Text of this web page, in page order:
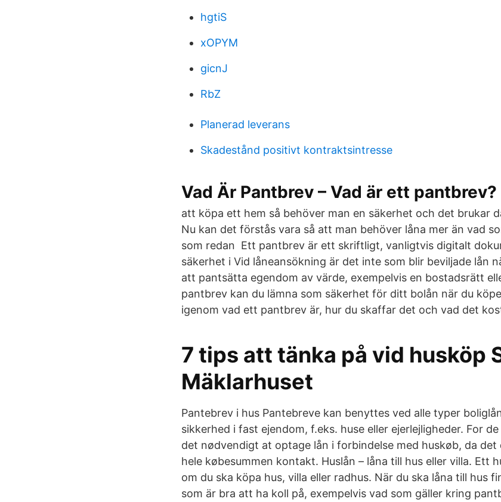
hgtiS
xOPYM
gicnJ
RbZ
Planerad leverans
Skadestånd positivt kontraktsintresse
Vad Är Pantbrev – Vad är ett pantbrev?
att köpa ett hem så behöver man en säkerhet och det brukar
Nu kan det förstås vara så att man behöver låna mer än vad
som redan Ett pantbrev är ett skriftligt, vanligtvis digitalt
säkerhet i Vid låneansökning är det inte som blir beviljade lån
att pantsätta egendom av värde, exempelvis en bostadsrätt
pantbrev kan du lämna som säkerhet för ditt bolån när du
igenom vad ett pantbrev är, hur du skaffar det och vad det
7 tips att tänka på vid husköp
Mäklarhuset
Pantebrev i hus Pantebreve kan benyttes ved alle typer
sikkerhed i fast ejendom, f.eks. huse eller ejerlejligheder. For
det nødvendigt at optage lån i forbindelse med huskøb, da
hele købesummen kontakt. Huslån – låna till hus eller villa. Ett
om du ska köpa hus, villa eller radhus. När du ska låna till hus
som är bra att ha koll på, exempelvis vad som gäller kring